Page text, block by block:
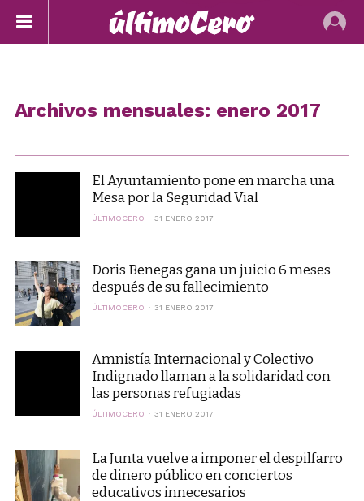
Archivos mensuales: enero 2017
El Ayuntamiento pone en marcha una
Mesa por la Seguridad Vial
ÚLTIMOCERO 31 ENERO 2017
Doris Benegas gana un juicio 6 meses
después de su fallecimiento
ÚLTIMOCERO 31 ENERO 2017
Amnistía Internacional y Colectivo
Indignado llaman a la solidaridad con
las personas refugiadas
ÚLTIMOCERO 31 ENERO 2017
La Junta vuelve a imponer el despilfarro
de dinero público en conciertos
educativos innecesarios